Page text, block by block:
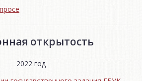
открытость
2022 год